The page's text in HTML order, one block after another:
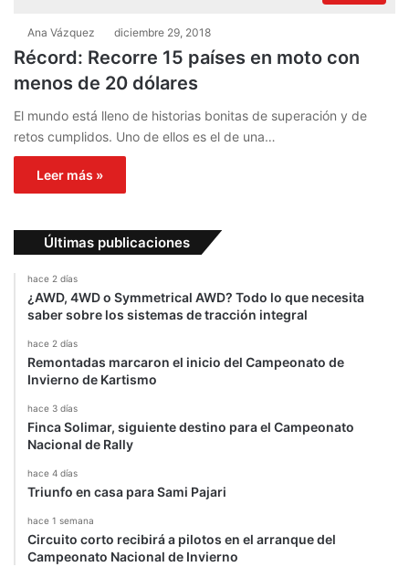
Ana Vázquez diciembre 29, 2018
Récord: Recorre 15 países en moto con
menos de 20 dólares
El mundo está lleno de historias bonitas de superación y de
retos cumplidos. Uno de ellos es el de una…
Leer más »
Últimas publicaciones
hace 2 días
¿AWD, 4WD o Symmetrical AWD? Todo lo que necesita
saber sobre los sistemas de tracción integral
hace 2 días
Remontadas marcaron el inicio del Campeonato de
Invierno de Kartismo
hace 3 días
Finca Solimar, siguiente destino para el Campeonato
Nacional de Rally
hace 4 días
Triunfo en casa para Sami Pajari
hace 1 semana
Circuito corto recibirá a pilotos en el arranque del
Campeonato Nacional de Invierno